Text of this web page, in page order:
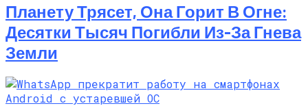
Планету Трясет, Она Горит В Огне:
Десятки Тысяч Погибли Из-За Гнева
Земли